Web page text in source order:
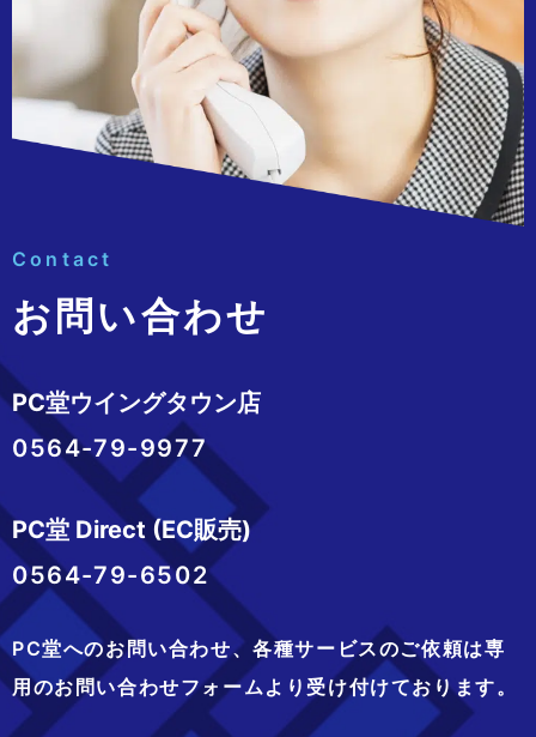
Contact
お問い合わせ
PC堂ウイングタウン店
0564-79-9977
PC堂 Direct (EC販売)
0564-79-6502
PC堂へのお問い合わせ、各種サービスのご依頼は専
用のお問い合わせフォームより 受け付けております。